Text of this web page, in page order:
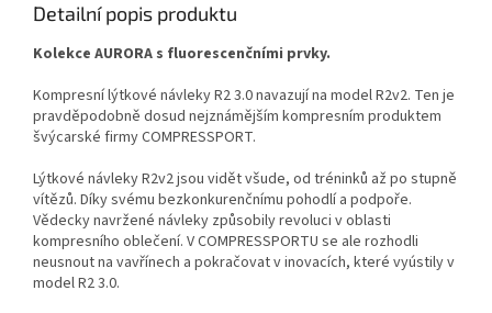
Detailní popis produktu
Kolekce AURORA s fluorescenčními prvky.
Kompresní lýtkové návleky R2 3.0 navazují na model R2v2. Ten je
pravděpodobně dosud nejznámějším kompresním produktem
švýcarské firmy COMPRESSPORT.
Lýtkové návleky R2v2 jsou vidět všude, od tréninků až po stupně
vítězů. Díky svému bezkonkurenčnímu pohodlí a podpoře.
Vědecky navržené návleky způsobily revoluci v oblasti
kompresního oblečení. V COMPRESSPORTU se ale rozhodli
neusnout na vavřínech a pokračovat v inovacích, které vyústily v
model R2 3.0.